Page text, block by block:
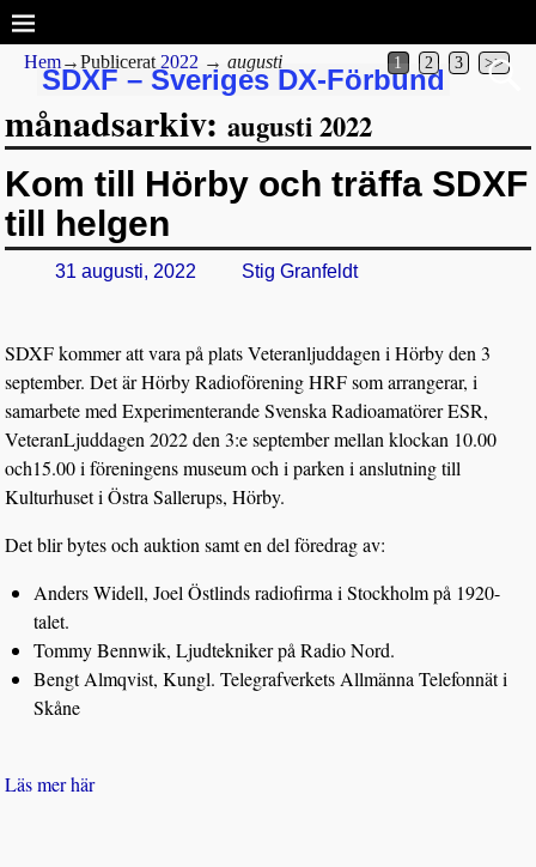
SDXF – Sveriges DX-Förbund
Hem→Publicerat 2022 → augusti 1 2 3 >>
månadsarkiv:augusti 2022
Kom till Hörby och träffa SDXF
till helgen
31 augusti, 2022 Stig Granfeldt
SDXF kommer att vara på plats Veteranljuddagen i Hörby den 3
september. Det är Hörby Radioförening HRF som arrangerar, i
samarbete med Experimenterande Svenska Radioamatörer ESR,
VeteranLjuddagen 2022 den 3:e september mellan klockan 10.00
och15.00 i föreningens museum och i parken i anslutning till
Kulturhuset i Östra Sallerups, Hörby.
Det blir bytes och auktion samt en del föredrag av:
Anders Widell, Joel Östlinds radiofirma i Stockholm på 1920-
talet.
Tommy Bennwik, Ljudtekniker på Radio Nord.
Bengt Almqvist, Kungl. Telegrafverkets Allmänna Telefonnät i
Skåne
Läs mer här